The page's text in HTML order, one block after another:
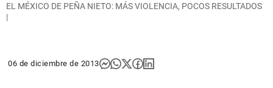
EL MÉXICO DE PEÑA NIETO: MÁS VIOLENCIA, POCOS RESULTADOS
|
06 de diciembre de 2013